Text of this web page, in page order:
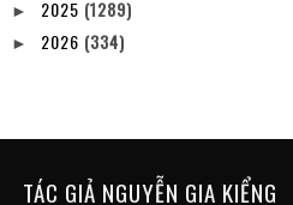
► 2025 (1289)
► 2026 (334)
TÁC GIẢ NGUYỄN GIA KIỂNG